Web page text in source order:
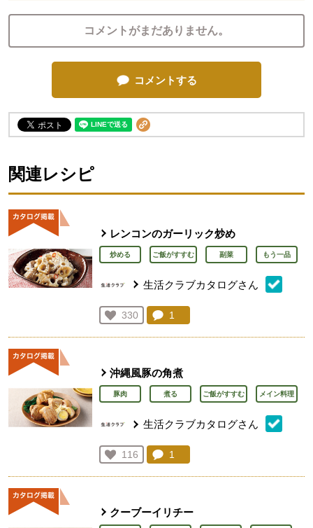
コメントがまだありません。
コメントする
関連レシピ
レンコンのガーリック炒め
炒める ご飯がすすむ 副菜 もう一品
生活クラブカタログさん
お気に入り登録：
330
人が登録
コメント：
1
沖縄風豚の角煮
豚肉 煮る ご飯がすすむ メイン料理
生活クラブカタログさん
お気に入り登録：
116
人が登録
コメント：
1
クーブーイリチー